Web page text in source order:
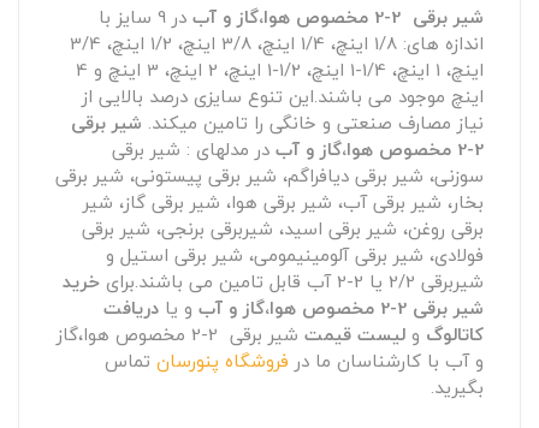
شیر برقی 2-2 مخصوص هوا،گاز و آب
در 9 سایز با
اندازه های: 1/8 اینچ، 1/4 اینچ، 3/8 اینچ، 1/2 اینچ، 3/4
اینچ، 1 اینچ، 1/4-1 اینچ، 1/2-1 اینچ، 2 اینچ، 3 اینچ و 4
اینچ موجود می باشند.این تنوع سایزی درصد بالایی از
نیاز مصارف صنعتی و خانگی را تامین میکند. شیر برقی
2-2 مخصوص هوا،گاز و آب
در مدلهای : شیر برقی
سوزنی، شیر برقی دیافراگم، شیر برقی پیستونی، شیر برقی
بخار، شیر برقی آب، شیر برقی هوا، شیر برقی گاز، شیر
برقی روغن، شیر برقی اسید، شیربرقی برنجی، شیر برقی
فولادی، شیر برقی آلومینیمومی، شیر برقی استیل و
شیربرقی 2/2 یا 2-2 آب قابل تامین می باشند.برای
خرید
شیر برقی 2-2 مخصوص هوا،گاز و آب
و یا دریافت
کاتالوگ و لیست قیمت
شیر برقی 2-2 مخصوص هوا،گاز
و آب با کارشناسان ما در فروشگاه پنورسان تماس
بگیرید.